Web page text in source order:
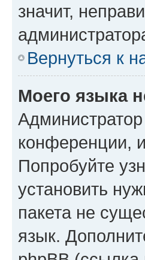
значит,
Вернуться к
Моего языка
конференции,
Попробуйте
установить
пакета не
язык.